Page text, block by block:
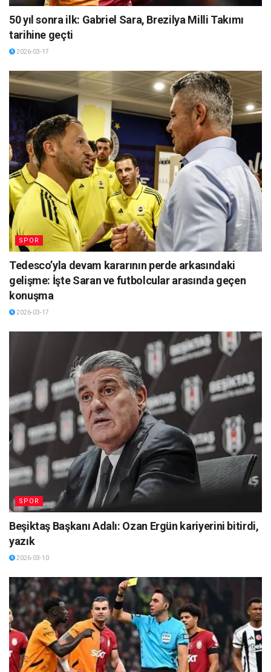
50 yıl sonra ilk: Gabriel Sara, Brezilya Milli Takımı
tarihine geçti
2026-03-17
SPOR
Tedesco’yla devam kararının perde arkasındaki
gelişme: İşte Saran ve futbolcular arasında geçen
konuşma
2026-03-17
SPOR
Beşiktaş Başkanı Adalı: Ozan Ergün kariyerini bitirdi,
yazık
2026-03-10